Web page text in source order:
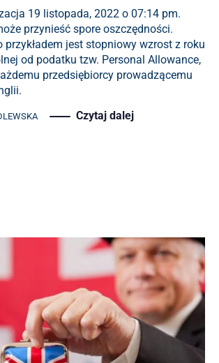
19 listopada, 2022 o 07:14 pm.
przynieść spore oszczędności.
przykładem jest stopniowy wzrost z roku
od podatku tzw. Personal Allowance,
przedsiębiorcy prowadzącemu
Czytaj dalej